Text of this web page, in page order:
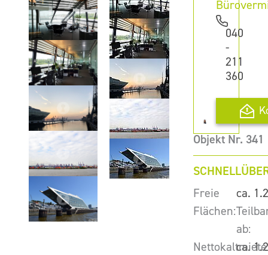
040
-
211
360
Objekt Nr. 341
Freie
Flächen:
ca.
ab:
ca.
Nettokaltmiete